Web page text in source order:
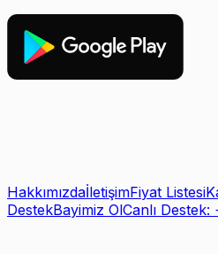
HakkımızdaİletişimFiyat Listesi
DestekBayimiz OlCanlı